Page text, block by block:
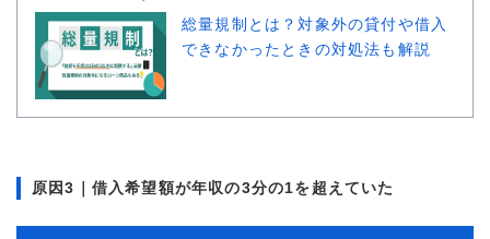
総量規制とは？対象外の貸付や借入
できなかったときの対処法も解説
原因3｜借入希望額が年収の3分の1を超えていた